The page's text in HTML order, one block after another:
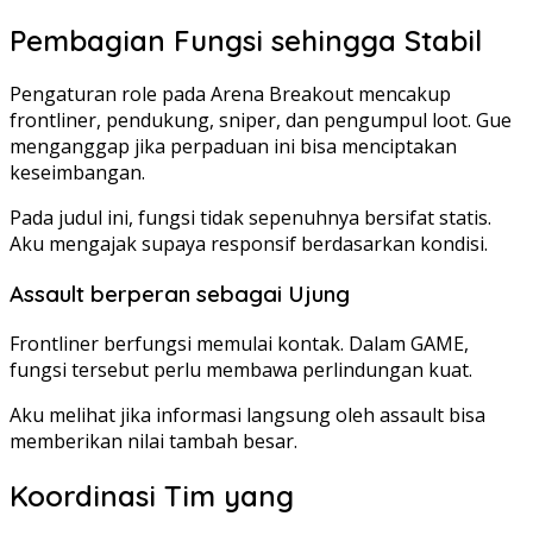
Pembagian Fungsi sehingga Stabil
Pengaturan role pada Arena Breakout mencakup
frontliner, pendukung, sniper, dan pengumpul loot. Gue
menganggap jika perpaduan ini bisa menciptakan
keseimbangan.
Pada judul ini, fungsi tidak sepenuhnya bersifat statis.
Aku mengajak supaya responsif berdasarkan kondisi.
Assault berperan sebagai Ujung
Frontliner berfungsi memulai kontak. Dalam GAME,
fungsi tersebut perlu membawa perlindungan kuat.
Aku melihat jika informasi langsung oleh assault bisa
memberikan nilai tambah besar.
Koordinasi Tim yang